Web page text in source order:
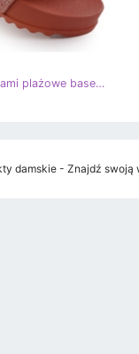
Klapki damskie z klamrami plażowe basenowe Zaxy RR285025 czerwone
damskie - Znajdź